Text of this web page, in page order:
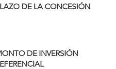
DE LA CONCESIÓN
DE INVERSIÓN